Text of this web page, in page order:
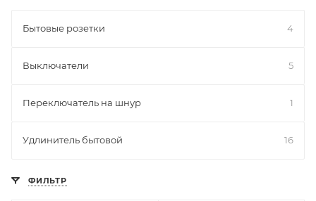
Бытовые розетки 4
Выключатели 5
Переключатель на шнур 1
Удлинитель бытовой 16
ФИЛЬТР